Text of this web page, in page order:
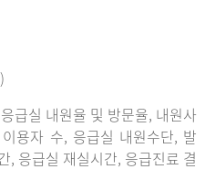
급실 내원율 및 방문율, 내원사
용자 수, 응급실 내원수단, 발
, 응급실 재실시간, 응급진료 결